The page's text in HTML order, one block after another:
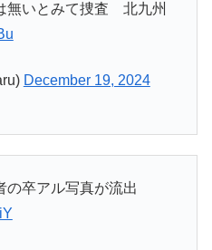
無いとみて捜査 北九州
December 19, 2024
の卒アル写真が流出